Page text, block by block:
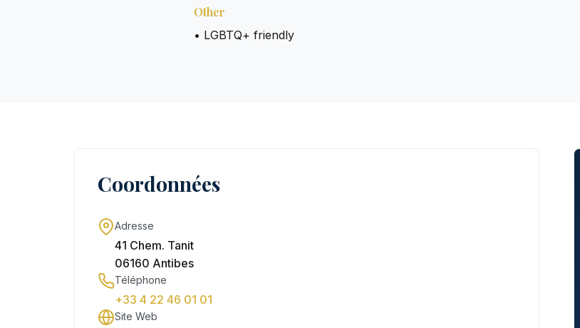
Other
• LGBTQ+ friendly
Coordonnées
Adresse
41 Chem. Tanit
06160 Antibes
Téléphone
+33 4 22 46 01 01
Site Web